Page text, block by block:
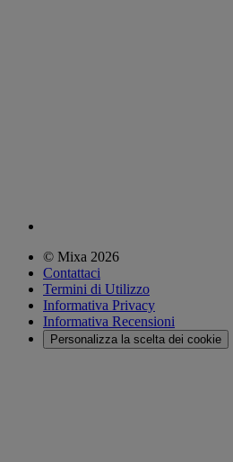
© Mixa 2026
Contattaci
Termini di Utilizzo
Informativa Privacy
Informativa Recensioni
Personalizza la scelta dei cookie